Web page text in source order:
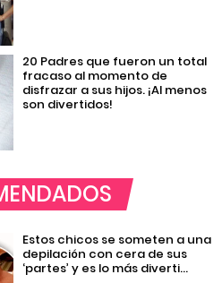
20 Padres que fueron un total
fracaso al momento de
disfrazar a sus hijos. ¡Al menos
son divertidos!
Estos chicos se someten a una
depilación con cera de sus
‘partes’ y es lo más diverti...